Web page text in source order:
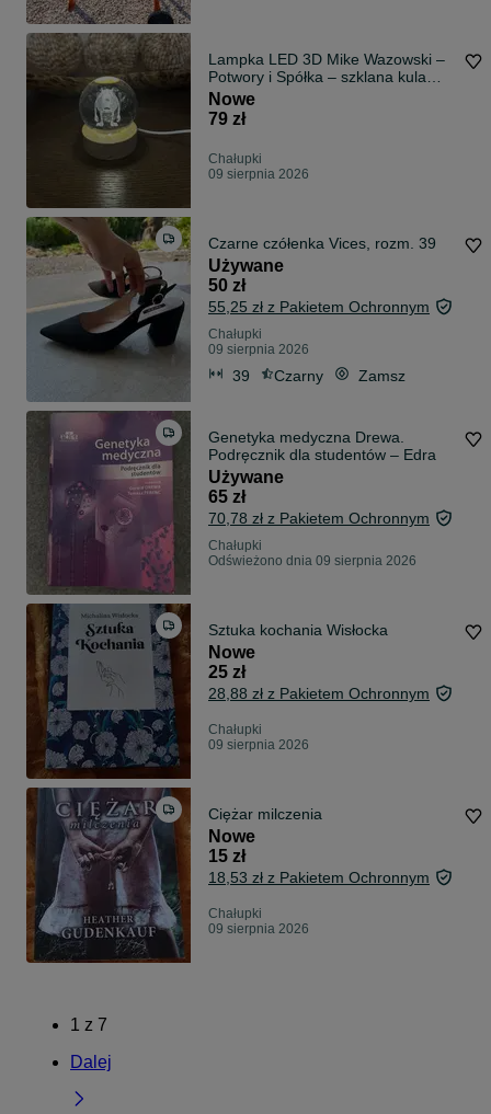
Lampka LED 3D Mike Wazowski –
Potwory i Spółka – szklana kula
Plexido
Nowe
79 zł
Chałupki
09 sierpnia 2026
Czarne czółenka Vices, rozm. 39
Używane
50 zł
55,25 zł z Pakietem Ochronnym
Chałupki
09 sierpnia 2026
39 Czarny Zamsz
Genetyka medyczna Drewa.
Podręcznik dla studentów – Edra
Używane
65 zł
70,78 zł z Pakietem Ochronnym
Chałupki
Odświeżono dnia 09 sierpnia 2026
Sztuka kochania Wisłocka
Nowe
25 zł
28,88 zł z Pakietem Ochronnym
Chałupki
09 sierpnia 2026
Ciężar milczenia
Nowe
15 zł
18,53 zł z Pakietem Ochronnym
Chałupki
09 sierpnia 2026
1 z 7
Dalej